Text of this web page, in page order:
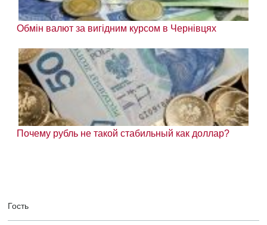
Обмін валют за вигідним курсом в Чернівцях
Почему рубль не такой стабильный как доллар?
Гость